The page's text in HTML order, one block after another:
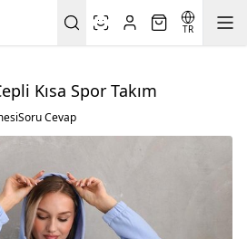
TR
Kısa Spor Takım
Soru Cevap